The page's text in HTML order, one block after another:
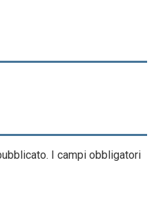
I campi obbligatori